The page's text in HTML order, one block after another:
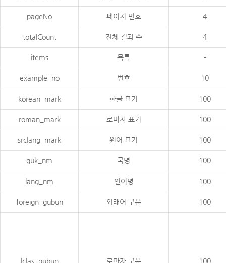
pageNo 페이지 번호 4
totalCount 전체 결과 수 4
items 목록 -
example_no 번호 10
korean_mark 한글 표기 100
roman_mark 로마자 표기 100
srclang_mark 원어 표기 100
guk_nm 국명 100
lang_nm 언어명 100
foreign_gubun 외래어 구분 100
lclas_gubun 로마자 구분 100